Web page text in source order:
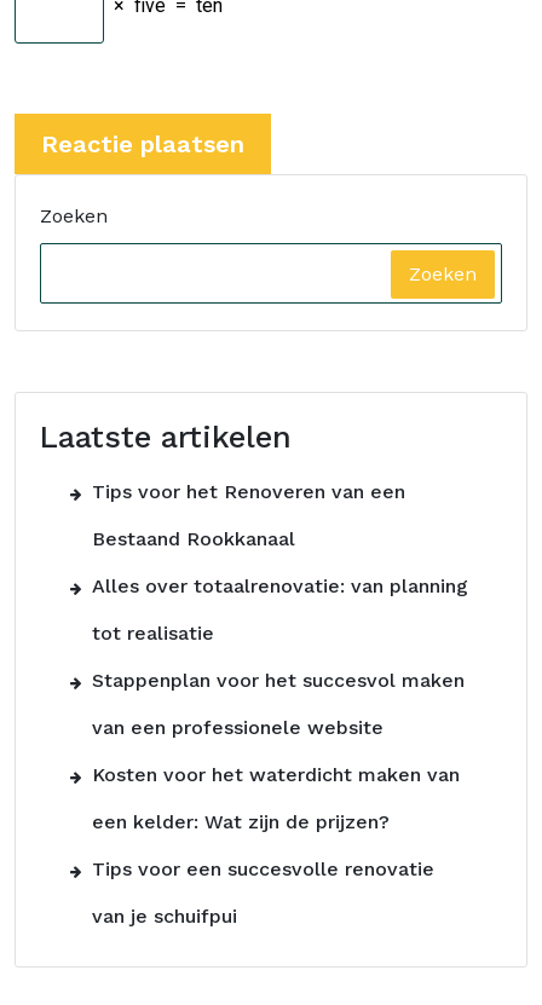
× five = ten
Zoeken
Zoeken
Laatste artikelen
Tips voor het Renoveren van een
Bestaand Rookkanaal
Alles over totaalrenovatie: van planning
tot realisatie
Stappenplan voor het succesvol maken
van een professionele website
Kosten voor het waterdicht maken van
een kelder: Wat zijn de prijzen?
Tips voor een succesvolle renovatie
van je schuifpui